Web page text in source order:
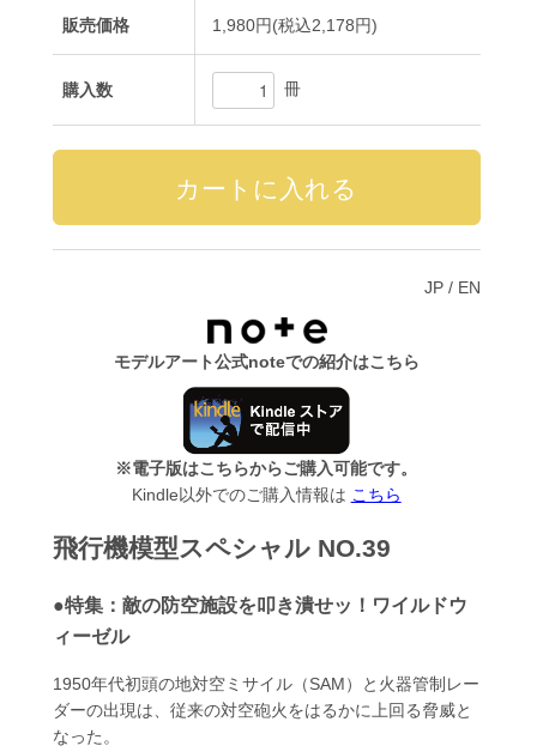
販売価格 1,980円(税込2,178円)
購入数 冊
JP/ EN
モデルアート公式noteでの紹介はこちら
※電子版はこちらからご購入可能です。
Kindle以外でのご購入情報は こちら
飛行機模型スペシャル NO.39
●特集：敵の防空施設を叩き潰せッ！ワイルドウ
ィーゼル
1950年代初頭の地対空ミサイル（SAM）と火器管制レー
ダーの出現は、従来の対空砲火をはるかに上回る脅威と
なった。